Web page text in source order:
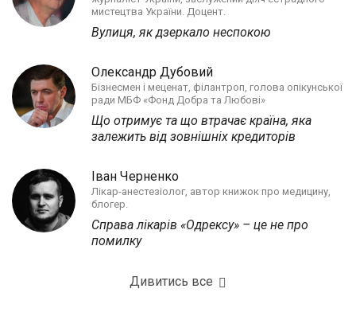
мистецтва України. Доцент.
Вулиця, як дзеркало неспокою
Олександр Дубовий
Бізнесмен і меценат, філантроп, голова опікунської
ради МБФ «Фонд Добра та Любові»
Що отримує та що втрачає країна, яка
залежить від зовнішніх кредиторів
Іван Черненко
Лікар-анестезіолог, автор книжок про медицину,
блогер.
Справа лікарів «Одрексу» – це не про
помилку
Дивитись все